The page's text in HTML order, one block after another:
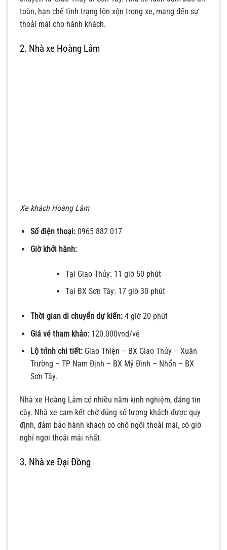
toàn, hạn chế tình trạng lộn xộn trong xe, mang đến sự
thoải mái cho hành khách.
2. Nhà xe Hoàng Lâm
Xe khách Hoàng Lâm
Số điện thoại:0965 882 017
Giờ khởi hành:
Tại Giao Thủy: 11 giờ 50 phút
Tại BX Sơn Tây: 17 giờ 30 phút
Thời gian di chuyển dự kiến:4 giờ 20 phút
Giá vé tham khảo:120.000vnd/vé
Lộ trình chi tiết:Giao Thiện – BX Giao Thủy – Xuân
Trường – TP Nam Định – BX Mỹ Đình – Nhổn – BX
Sơn Tây.
Nhà xe Hoàng Lâm có nhiều năm kinh nghiệm, đáng tin
cậy. Nhà xe cam kết chở đúng số lượng khách được quy
định, đảm bảo hành khách có chỗ ngồi thoải mái, có giờ
nghỉ ngơi thoải mái nhất.
3. Nhà xe Đại Đồng